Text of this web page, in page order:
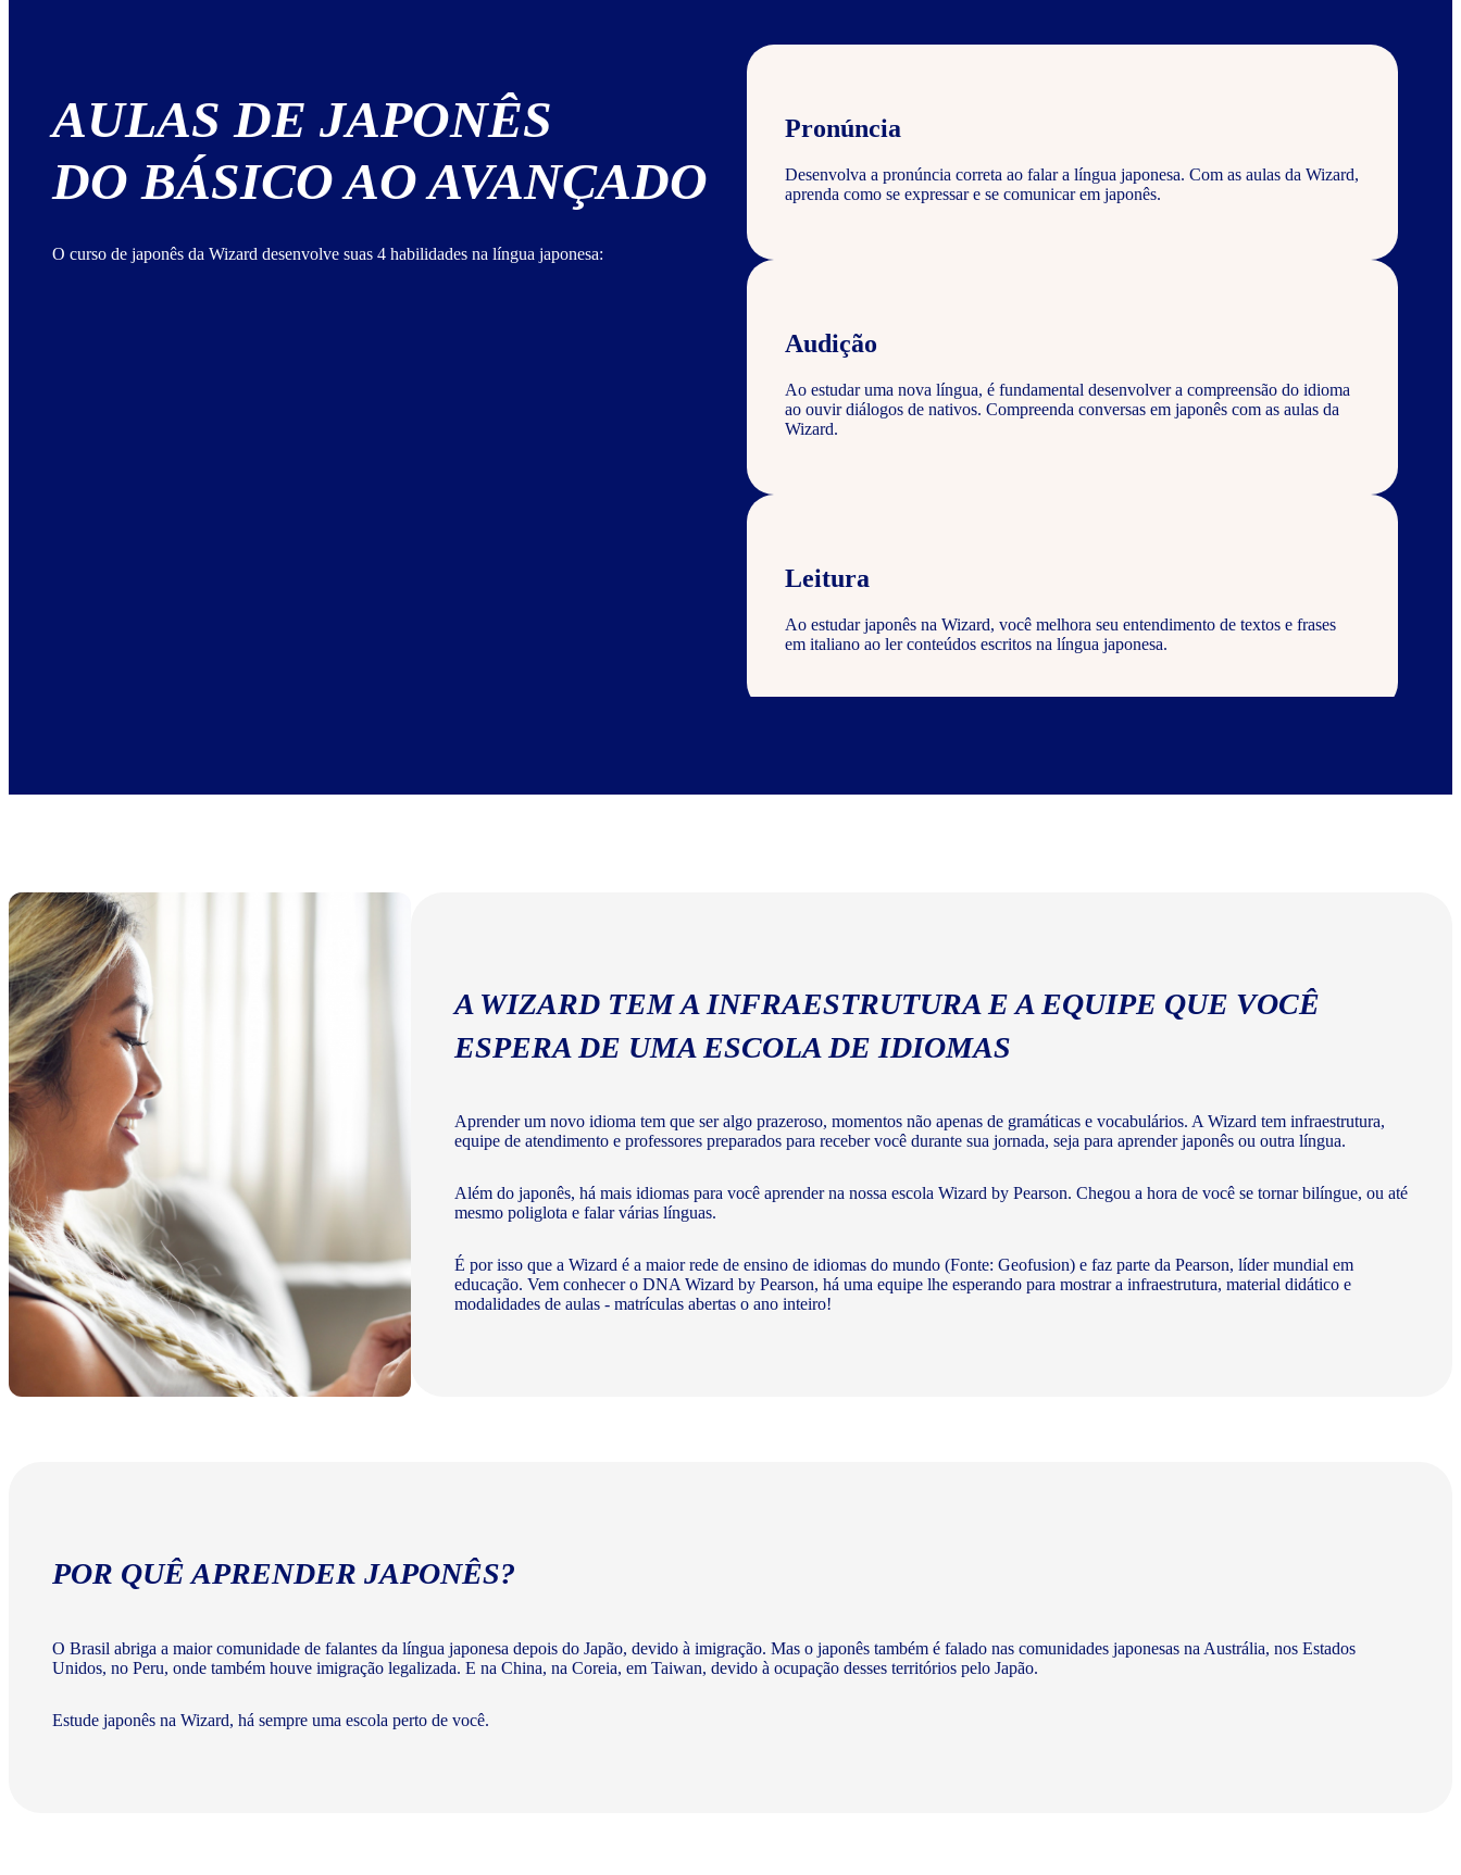
AULAS DE JAPONÊS
DO BÁSICO AO AVANÇADO
O curso de japonês da Wizard desenvolve suas 4 habilidades na língua japonesa:
Pronúncia
Desenvolva a pronúncia correta ao falar a língua japonesa. Com as aulas da Wizard,
aprenda como se expressar e se comunicar em japonês.
Audição
Ao estudar uma nova língua, é fundamental desenvolver a compreensão do idioma
ao ouvir diálogos de nativos. Compreenda conversas em japonês com as aulas da
Wizard.
Leitura
Ao estudar japonês na Wizard, você melhora seu entendimento de textos e frases
em italiano ao ler conteúdos escritos na língua japonesa.
Escrita
A WIZARD TEM A INFRAESTRUTURA E A EQUIPE QUE VOCÊ
ESPERA DE UMA ESCOLA DE IDIOMAS
Aprender um novo idioma tem que ser algo prazeroso, momentos não apenas de gramáticas e vocabulários. A Wizard tem infraestrutura,
equipe de atendimento e professores preparados para receber você durante sua jornada, seja para aprender japonês ou outra língua.
Além do japonês, há mais idiomas para você aprender na nossa escola Wizard by Pearson. Chegou a hora de você se tornar bilíngue, ou até
mesmo poliglota e falar várias línguas.
É por isso que a Wizard é a maior rede de ensino de idiomas do mundo (Fonte: Geofusion) e faz parte da Pearson, líder mundial em
educação. Vem conhecer o DNA Wizard by Pearson, há uma equipe lhe esperando para mostrar a infraestrutura, material didático e
modalidades de aulas - matrículas abertas o ano inteiro!
POR QUÊ APRENDER JAPONÊS?
O Brasil abriga a maior comunidade de falantes da língua japonesa depois do Japão, devido à imigração. Mas o japonês também é falado nas comunidades japonesas na Austrália, nos Estados
Unidos, no Peru, onde também houve imigração legalizada. E na China, na Coreia, em Taiwan, devido à ocupação desses territórios pelo Japão.
Estude japonês na Wizard, há sempre uma escola perto de você.